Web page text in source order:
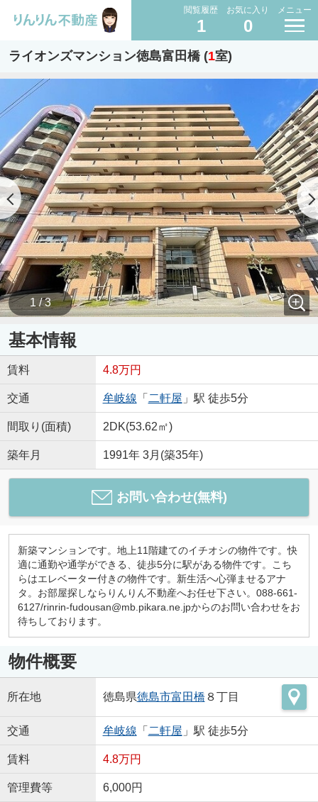
閲覧履歴
1
お気に入り
0
メニュー
ライオンズマンション徳島富田橋 (1室)
1 / 3
基本情報
賃料 4.8万円
交通 牟岐線 「 二軒屋 」駅 徒歩5分
間取り(面積) 2DK(53.62㎡)
築年月 1991年 3月(築35年)
お問い合わせ(無料)
新築マンションです。地上11階建てのイチオシの物件です。快
適に通勤や通学ができる、徒歩5分に駅がある物件です。こち
らはエレベーター付きの物件です。新生活へ心弾ませるアナ
タ。お部屋探しならりんりん不動産へお任せ下さい。088-661-
6127/rinrin-fudousan@mb.pikara.ne.jpからのお問い合わせをお
待ちしております。
物件概要
所在地 徳島県徳島市富田橋 ８丁目
交通 牟岐線 「 二軒屋 」駅 徒歩5分
賃料 4.8万円
管理費等 6,000円